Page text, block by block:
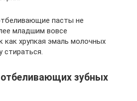
пасты не
младшим вовсе
как хрупкая эмаль молочных
стираться.
зубных